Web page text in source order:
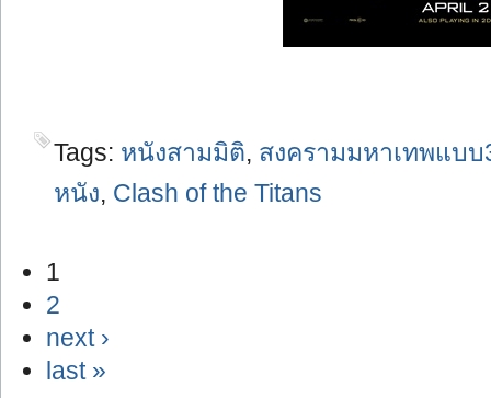
Tags: หนังสามมิติ, สงครามมหาเทพแบบ
หนัง, Clash of the Titans
1
2
next ›
last »